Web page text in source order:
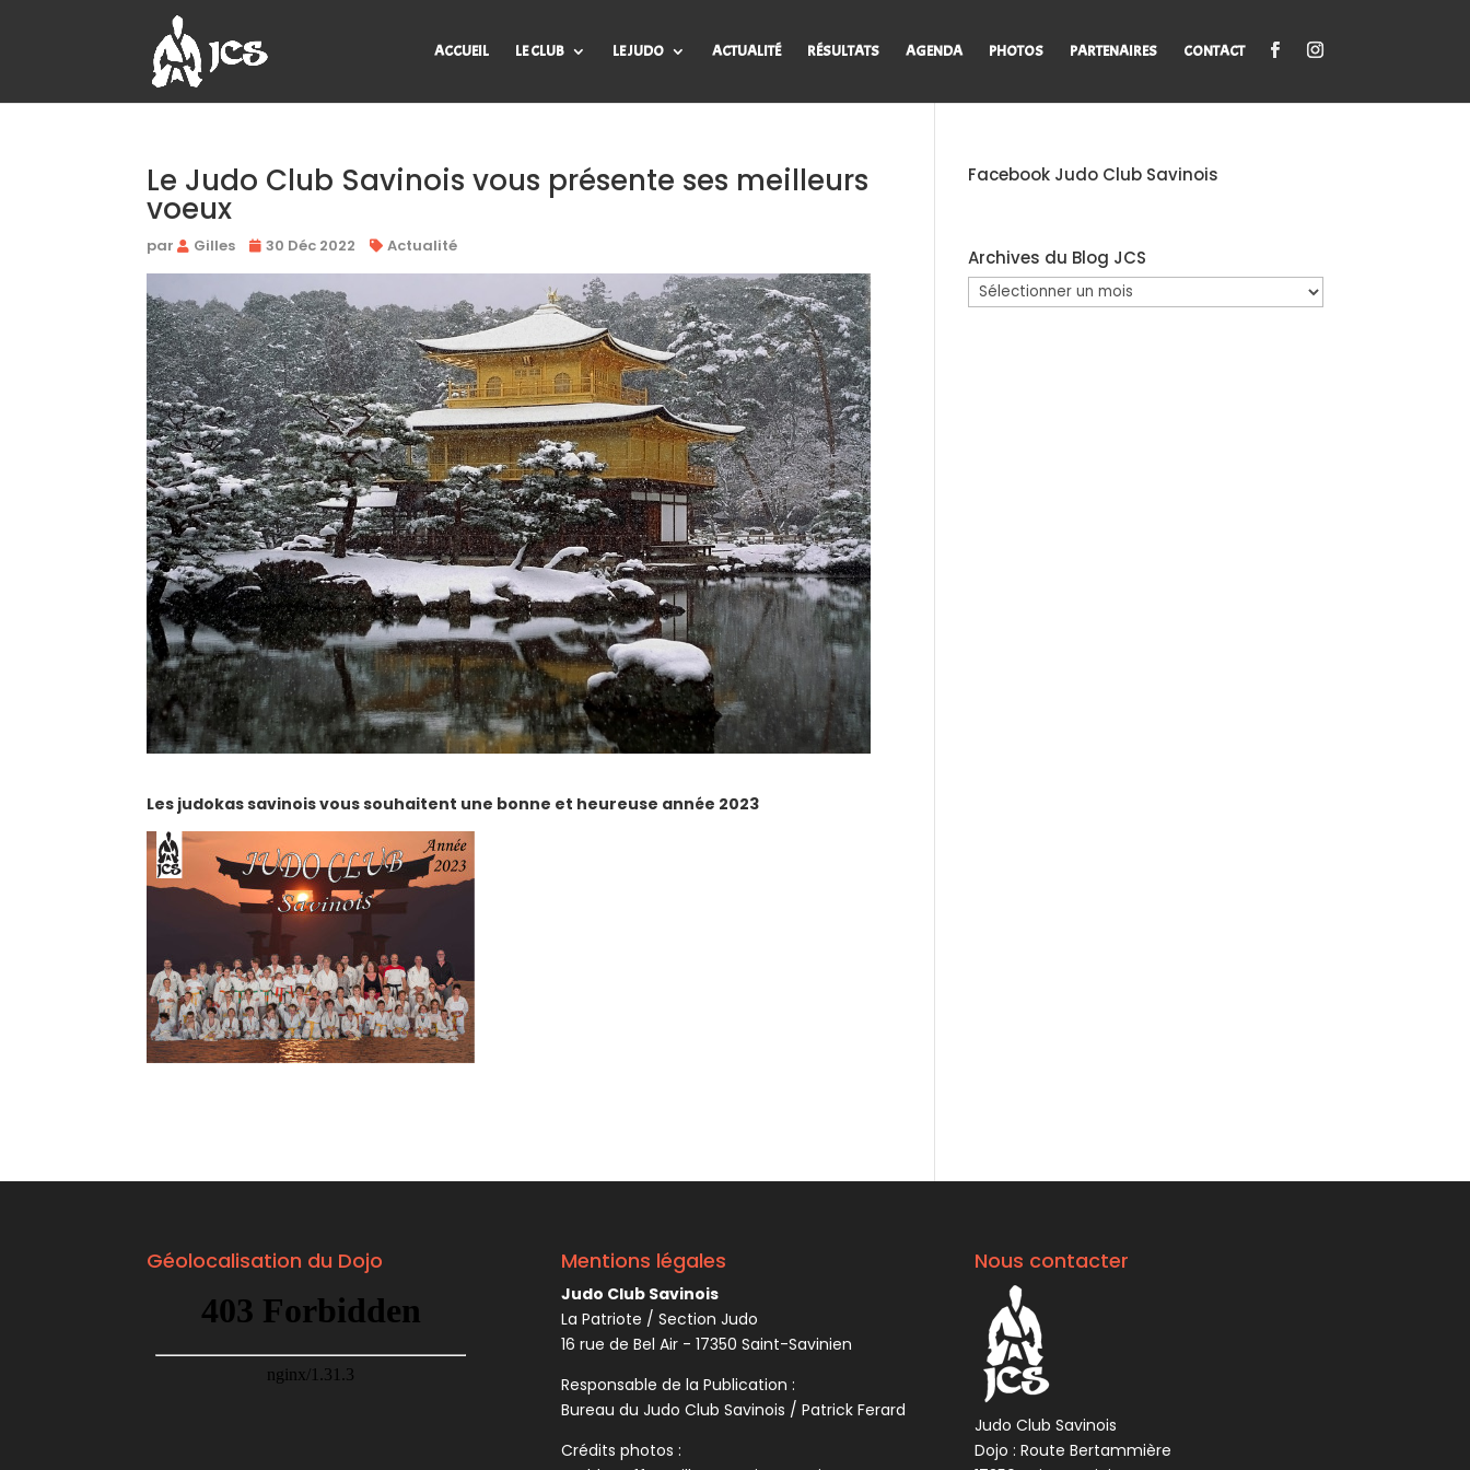
ACCUEIL LE CLUB LE JUDO ACTUALITÉ RÉSULTATS AGENDA PHOTOS PARTENAIRES CONTACT
Le Judo Club Savinois vous présente ses meilleurs
voeux
par Gilles 30 Déc 2022 Actualité
Les judokas savinois vous souhaitent une bonne et heureuse année 2023
Facebook Judo Club Savinois
Archives du Blog JCS
Archives
du
Géolocalisation du Dojo Mentions légales
Judo Club Savinois
La Patriote / Section Judo
16 rue de Bel Air - 17350 Saint-Savinien
Responsable de la Publication :
Bureau du Judo Club Savinois / Patrick Ferard
Crédits photos :
Nous contacter
Judo Club Savinois
Dojo : Route Bertammière